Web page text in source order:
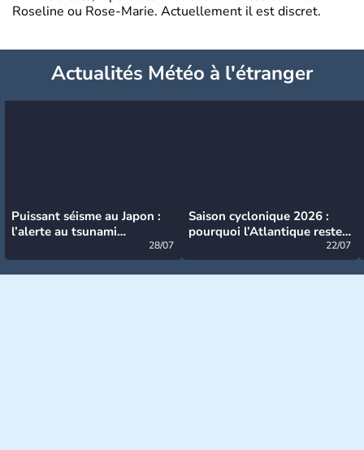
Roseline ou Rose-Marie. Actuellement il est discret.
Actualités Météo à l'étranger
Puissant séisme au Japon :
l’alerte au tsunami
28/07
Saison cyclonique 2026 :
pourquoi l’Atlantique reste
22/07